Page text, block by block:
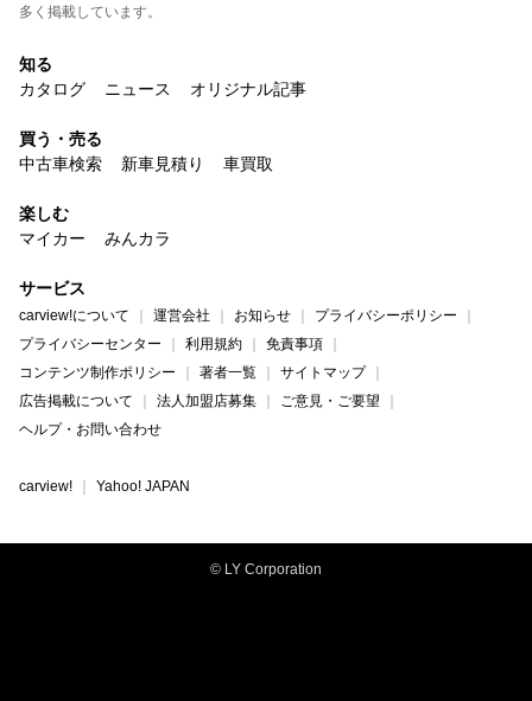
多く掲載しています。
知る
カタログ
ニュース オリジナル記事
買う・売る
中古車検索
新車見積り 車買取
楽しむ
マイカー
みんカラ
サービス
carview!について 運営会社 お知らせ
プライバシーポリシー
プライバシーセンター
利用規約
免責事項
コンテンツ制作ポリシー
著者一覧
サイトマップ
広告掲載について
法人加盟店募集
ご意見・ご要望
ヘルプ・お問い合わせ
carview! Yahoo! JAPAN
© LY Corporation